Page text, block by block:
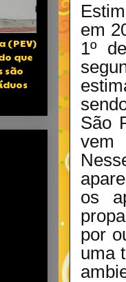
em
1º
São
vem
os
por
uma
(PEV)
que
são